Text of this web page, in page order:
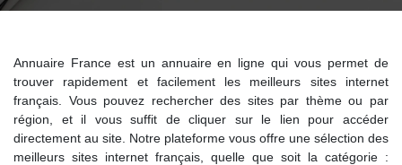
Annuaire France est un annuaire en ligne qui vous permet de
trouver rapidement et facilement les meilleurs sites internet
français. Vous pouvez rechercher des sites par thème ou par
région, et il vous suffit de cliquer sur le lien pour accéder
directement au site. Notre plateforme vous offre une sélection des
meilleurs sites internet français, quelle que soit la catégorie :